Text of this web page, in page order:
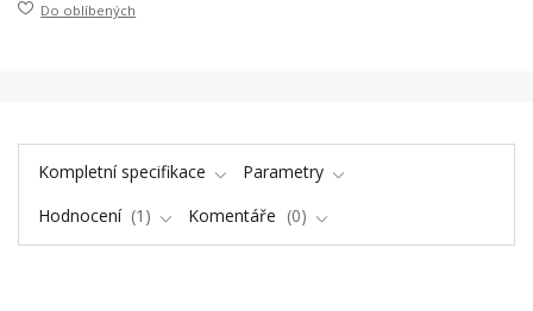
Do oblíbených
Kompletní specifikace
Parametry
Hodnocení
1 Komentáře 0